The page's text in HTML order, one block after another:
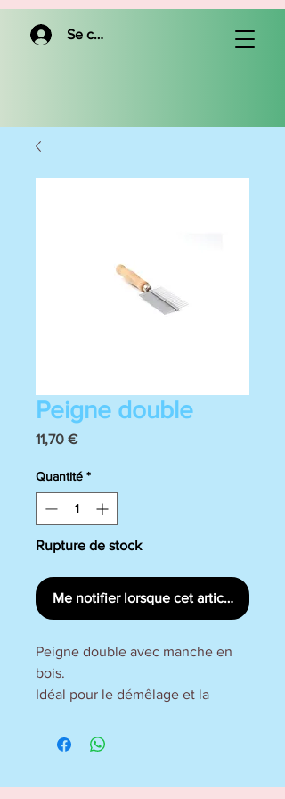
Se connecter
Peigne double
11,70 €Prix
Quantité *
Rupture de stock
Me notifier lorsque cet article est
Peigne double avec manche en
bois.
Idéal pour le démêlage et la